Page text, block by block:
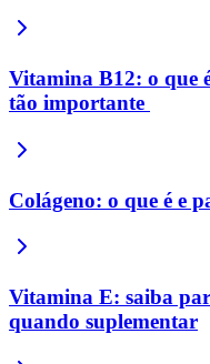
Vitamina B12: o que
tão importante
Colágeno: o que é e
Vitamina E: saiba
quando suplementar